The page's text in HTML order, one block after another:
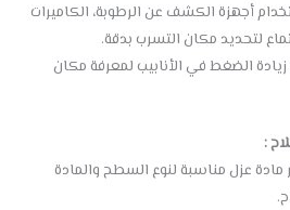
أجهزة الكشف عن الرطوبة، الكاميرات
لتحديد مكان التسرب بدقة.
زيادة الضغط في الأنابيب لمعرفة مكان
مادة عزل مناسبة لنوع السطح والمادة